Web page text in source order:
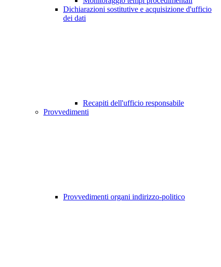
Dichiarazioni sostitutive e acquisizione d'ufficio
dei dati
Recapiti dell'ufficio responsabile
Provvedimenti
Provvedimenti organi indirizzo-politico